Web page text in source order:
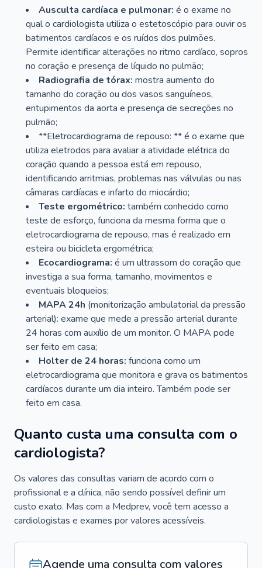
Ausculta cardíaca e pulmonar: é o exame no
qual o cardiologista utiliza o estetoscópio para ouvir os
batimentos cardíacos e os ruídos dos pulmões.
Permite identificar alterações no ritmo cardíaco, sopros
no coração e presença de líquido no pulmão;
Radiografia de tórax: mostra aumento do
tamanho do coração ou dos vasos sanguíneos,
entupimentos da aorta e presença de secreções no
pulmão;
**Eletrocardiograma de repouso: ** é o exame que
utiliza eletrodos para avaliar a atividade elétrica do
coração quando a pessoa está em repouso,
identificando arritmias, problemas nas válvulas ou nas
câmaras cardíacas e infarto do miocárdio;
Teste ergométrico: também conhecido como
teste de esforço, funciona da mesma forma que o
eletrocardiograma de repouso, mas é realizado em
esteira ou bicicleta ergométrica;
Ecocardiograma: é um ultrassom do coração que
investiga a sua forma, tamanho, movimentos e
eventuais bloqueios;
MAPA 24h (monitorização ambulatorial da pressão
arterial): exame que mede a pressão arterial durante
24 horas com auxílio de um monitor. O MAPA pode
ser feito em casa;
Holter de 24 horas: funciona como um
eletrocardiograma que monitora e grava os batimentos
cardíacos durante um dia inteiro. Também pode ser
feito em casa.
Quanto custa uma consulta com o
cardiologista?
Os valores das consultas variam de acordo com o
profissional e a clínica, não sendo possível definir um
custo exato. Mas com a Medprev, você tem acesso a
cardiologistas e exames por valores acessíveis.
Agende uma consulta com valores